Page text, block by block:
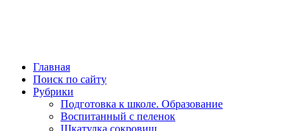
Главная
Поиск по сайту
Рубрики
Подготовка к школе. Образование
Воспитанный с пеленок
Шкатулка сокровищ